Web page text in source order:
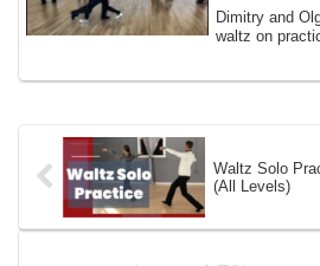
Dimitry and
waltz on
Waltz Solo
(All Levels)